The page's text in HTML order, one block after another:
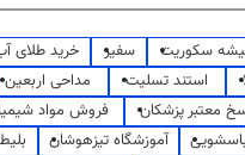
سکوریت سفیر خرید طلای
استند تسلیت مداحی اربعین
معتبر پزشکان
فروش مواد
آموزشگاه تیزهوشان